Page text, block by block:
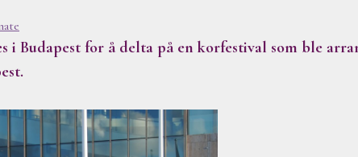
i Budapest for å delta på en korfestival som ble